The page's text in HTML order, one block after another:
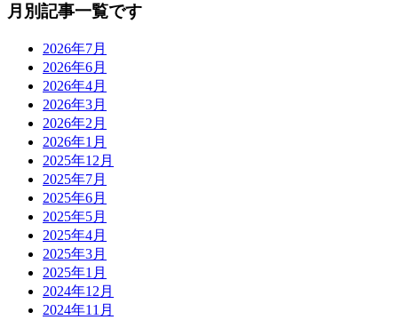
月別記事一覧です
2026年7月
2026年6月
2026年4月
2026年3月
2026年2月
2026年1月
2025年12月
2025年7月
2025年6月
2025年5月
2025年4月
2025年3月
2025年1月
2024年12月
2024年11月